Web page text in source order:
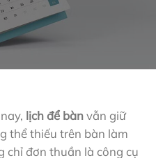
lịch để bànvẫn giữ
thể thiếu trên bàn làm
chỉ đơn thuần là công cụ